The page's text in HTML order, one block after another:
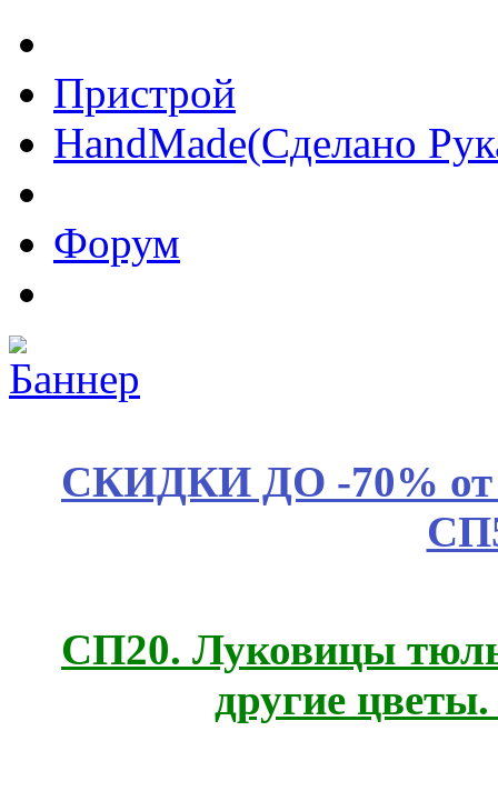
Пристрой
HandMade(Сделано
Форум
СКИДКИ ДО -70%
СП20. Луковицы
другие